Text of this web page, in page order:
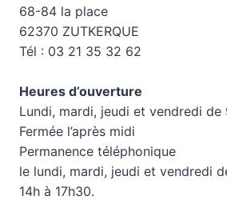
68-84 la place
62370 ZUTKERQUE
Tél : 03 21 35 32 62
Heures d’ouverture
Lundi, mardi, jeudi et vendredi de
Fermée l’après midi
Permanence téléphonique
le lundi, mardi, jeudi et vendredi
14h à 17h30.